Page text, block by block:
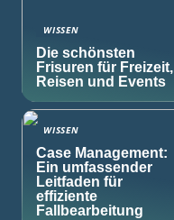
WISSEN
Die schönsten
Frisuren für Freizeit,
Reisen und Events
WISSEN
Case Management:
Ein umfassender
Leitfaden für
effiziente
Fallbearbeitung